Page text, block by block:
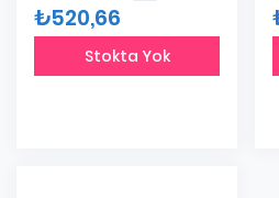
₺520,66
Stokta Yok